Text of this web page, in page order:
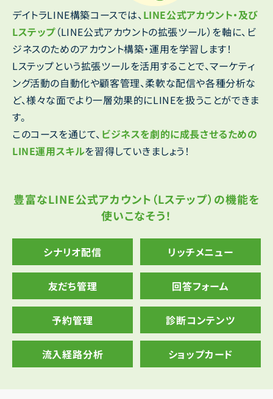
デイトラLINE構築コースでは、LINE公式アカウント・及び
Lステップ（LINE公式アカウントの拡張ツール）を軸に、ビ
ジネスのためのアカウント構築・運用を学習します！
Lステップという拡張ツールを活用することで、マーケティ
ング活動の自動化や顧客管理、柔軟な配信や各種分析な
ど、様々な面でより一層効果的にLINEを扱うことができま
す。
このコースを通じて、 ビジネスを劇的に成長させるための
LINE運用スキルを習得していきましょう！
豊富なLINE公式アカウント（Lステップ）の機能を
使いこなそう！
シナリオ配信 リッチメニュー
友だち管理 回答フォーム
予約管理 診断コンテンツ
流入経路分析 ショップカード